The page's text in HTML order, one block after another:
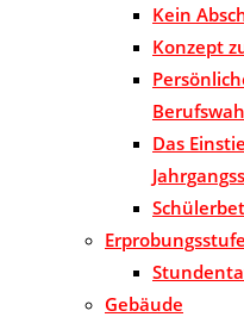
Kein
Konzept
Das
Erprobungsstufe
Gebäude